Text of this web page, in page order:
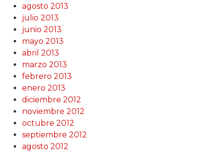
agosto 2013
julio 2013
junio 2013
mayo 2013
abril 2013
marzo 2013
febrero 2013
enero 2013
diciembre 2012
noviembre 2012
octubre 2012
septiembre 2012
agosto 2012